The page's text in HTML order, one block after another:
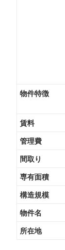
物件特徴
賃料
管理費
間取り
専有面積
構造規模
物件名
所在地